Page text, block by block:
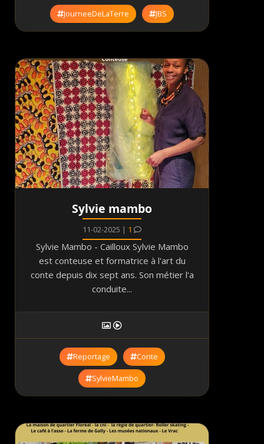
JourneeDeLaTerre JBS
Sylvie mambo
11-02-2025 | 1
Sylvie Mambo - Cailloux Sylvie Mambo
est conteuse et formatrice à l'art du
conte depuis dix sept ans. Son métier l'a
conduite...
Reportage Conte
SylvieMambo